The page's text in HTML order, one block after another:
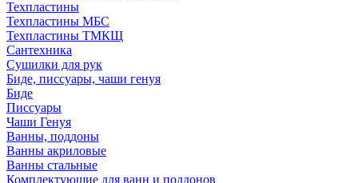
Техпластины
Техпластины МБС
Техпластины ТМКЩ
Сантехника
Сушилки для рук
Биде, писсуары, чаши генуя
Биде
Писсуары
Чаши Генуя
Ванны, поддоны
Ванны акриловые
Ванны стальные
Комплектующие для ванн и поддонов